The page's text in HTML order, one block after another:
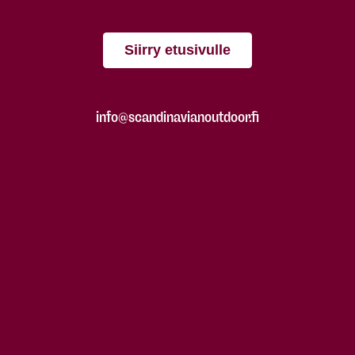
Siirry etusivulle
info@scandinavianoutdoor.fi